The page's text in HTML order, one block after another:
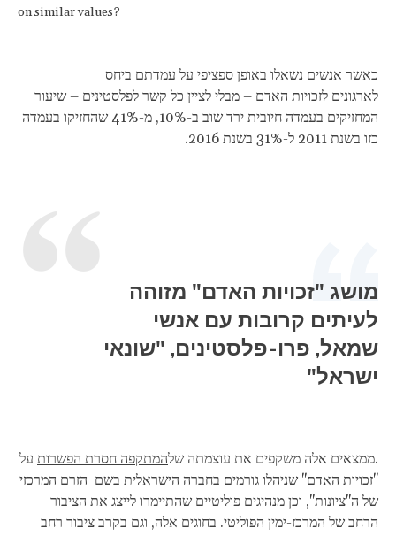
on similar values?
כאשר אנשים נשאלו באופן ספציפי על עמדתם ביחס
לארגונים לזכויות האדם – מבלי לציין כל קשר לפלסטינים – שיעור
המחזיקים בעמדה חיובית ירד שוב ב-10%, מ-41% שהחזיקו בעמדה
כזו בשנת 2011 ל-31% בשנת 2016.
מושג "זכויות האדם" מזוהה
לעיתים קרובות עם אנשי
שמאל, פרו-פלסטינים, "שונאי
ישראל"
.ממצאים אלה משקפים את עוצמתה שלהמתקפה חסרת הפשרות על
"זכויות האדם" שניהלו גורמים בחברה הישראלית בשם הזרם המרכזי
של ה"ציונות", וכן מנהיגים פוליטיים שהתיימרו לייצג את הציבור
הרחב של המרכז-ימין הפוליטי. בחוגים אלה, וגם בקרב ציבור רחב